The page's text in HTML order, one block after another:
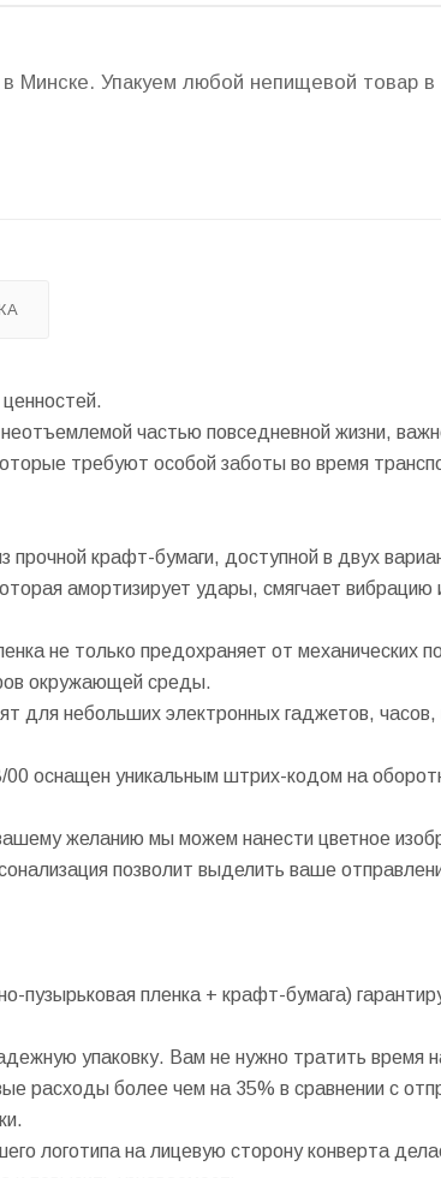
в Минске. Упакуем любой непищевой товар
частью повседневной жизни,
требуют особой заботы во время
прочной крафт-бумаги, доступной в двух
амортизирует удары, смягчает
не только предохраняет от
окружающей среды.
для небольших электронных гаджетов,
оснащен уникальным штрих-кодом на
желанию мы можем нанести цветное
позволит выделить ваше
пузырьковая пленка + крафт-бумага)
упаковку. Вам не нужно тратить время
расходы более чем на 35% в сравнении с
логотипа на лицевую сторону конверта